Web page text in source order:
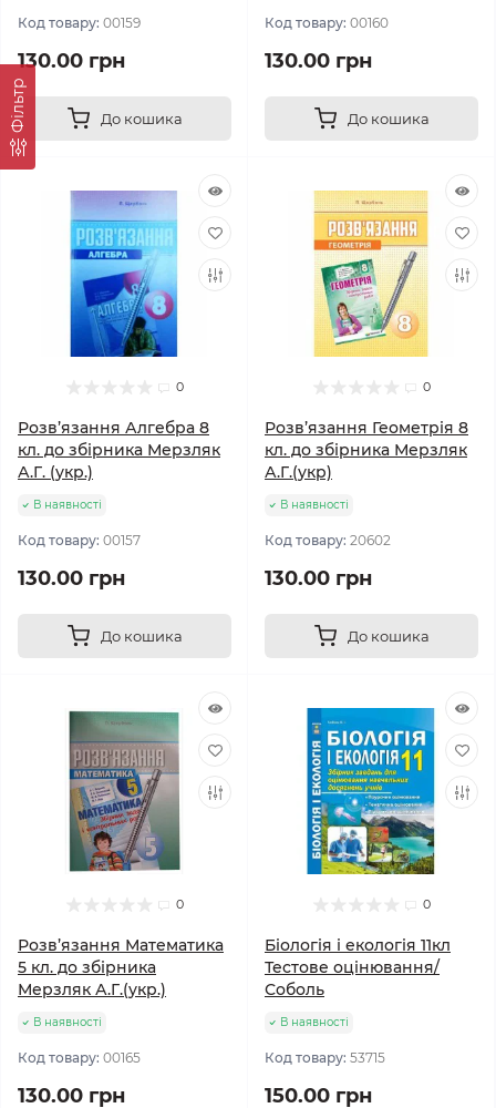
Фільтр
Код товару: 00159
130.00 грн
До кошика
Код товару: 00160
130.00 грн
До кошика
0
Розв’язання Алгебра 8
кл. до збірника Мерзляк
А.Г. (укр.)
В наявності
Код товару: 00157
130.00 грн
До кошика
0
Розв’язання Геометрія 8
кл. до збірника Мерзляк
А.Г.(укр)
В наявності
Код товару: 20602
130.00 грн
До кошика
0
Розв’язання Математика
5 кл. до збірника
Мерзляк А.Г.(укр.)
В наявності
Код товару: 00165
130.00 грн
0
Біологія і екологія 11кл
Тестове оцінювання/
Соболь
В наявності
Код товару: 53715
150.00 грн